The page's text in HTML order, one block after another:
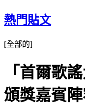
熱門貼文
[全部的]
「首爾歌
頒獎嘉賓